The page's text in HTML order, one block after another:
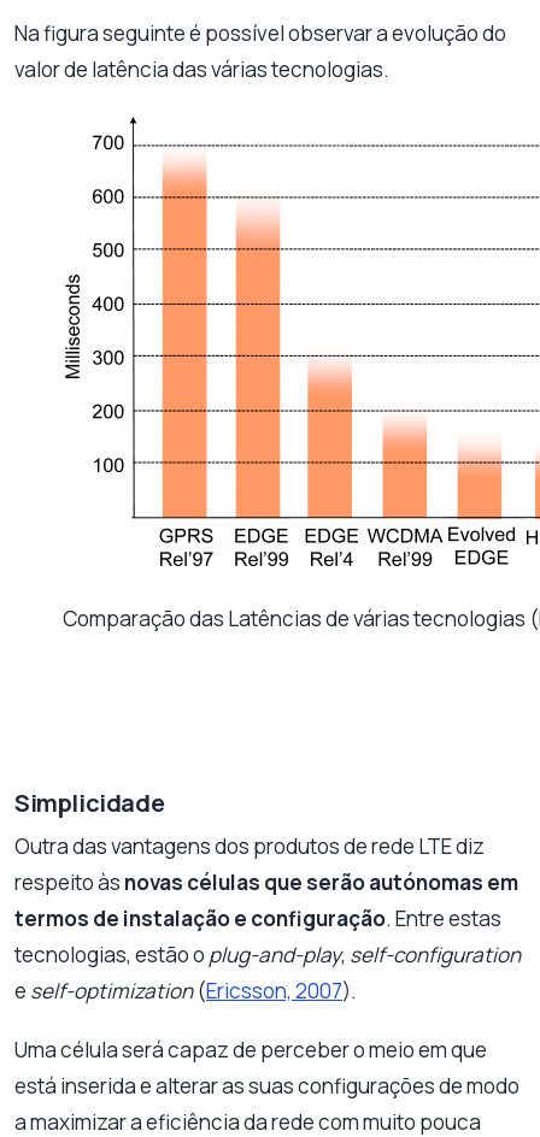
Na figura seguinte é possível observar a evolução do
valor de latência das várias tecnologias.
Comparação das Latências de várias tecnologias
Simplicidade
Outra das vantagens dos produtos de rede LTE diz
respeito às novas células que serão autónomas em
termos de instalação e configuração. Entre estas
tecnologias, estão o plug-and-play, self-configuration
e self-optimization(Ericsson, 2007).
Uma célula será capaz de perceber o meio em que
está inserida e alterar as suas configurações de modo
a maximizar a eficiência da rede com muito pouca